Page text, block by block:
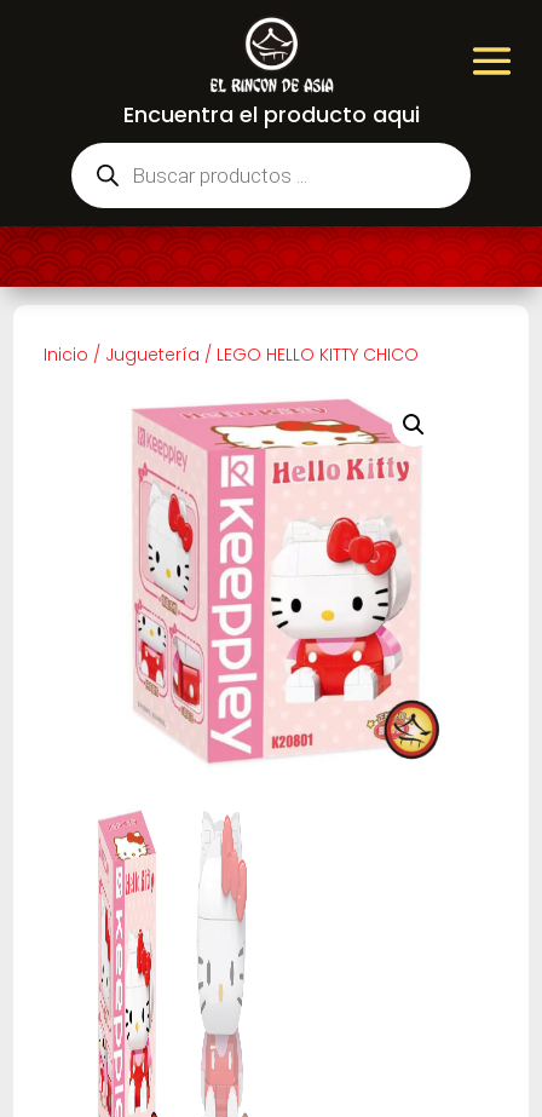
Encuentra el producto aqui
Búsqueda
de
productos
Inicio / Juguetería / LEGO HELLO KITTY CHICO